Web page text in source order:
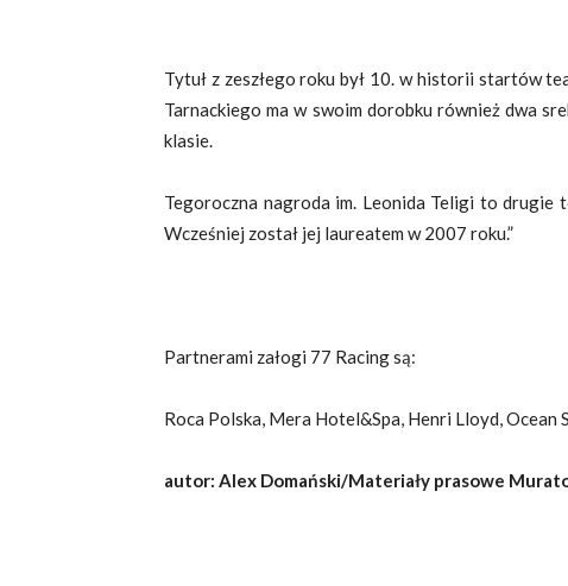
Tytuł z zeszłego roku był 10. w historii startów
Tarnackiego ma w swoim dorobku również dwa
klasie.
Tegoroczna nagroda im. Leonida Teligi to
Wcześniej został jej laureatem w 2007 roku.”
Partnerami załogi 77 Racing są:
Roca Polska, Mera Hotel&Spa, Henri Lloyd, Ocean
autor: Alex Domański/Materiały prasowe